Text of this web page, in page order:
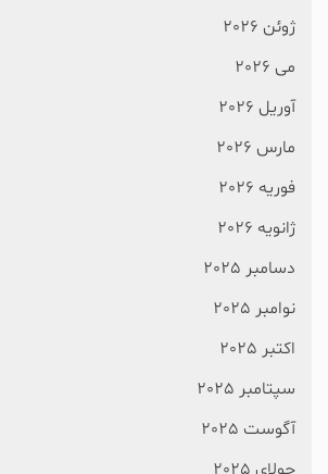
ژوئن 2026
می 2026
آوریل 2026
مارس 2026
فوریه 2026
ژانویه 2026
دسامبر 2025
نوامبر 2025
اکتبر 2025
سپتامبر 2025
آگوست 2025